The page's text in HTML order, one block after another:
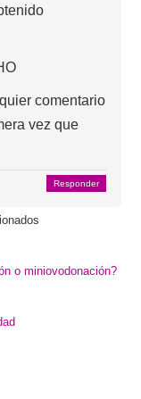
comentario
vez que
Responder
o miniovodonación?